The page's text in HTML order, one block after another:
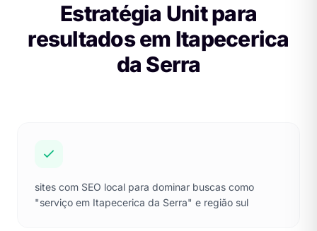
Estratégia Unit para
resultados em Itapecerica
da Serra
sites com SEO local para dominar buscas como
"serviço em Itapecerica da Serra" e região sul